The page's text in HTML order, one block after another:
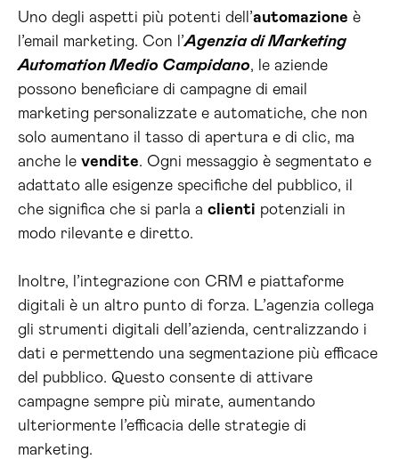
Uno degli aspetti più potenti dell’automazione è
l’email marketing. Con l’Agenzia di Marketing
Automation Medio Campidano, le aziende
possono beneficiare di campagne di email
marketing personalizzate e automatiche, che non
solo aumentano il tasso di apertura e di clic, ma
anche le vendite. Ogni messaggio è segmentato e
adattato alle esigenze specifiche del pubblico, il
che significa che si parla a clienti potenziali in
modo rilevante e diretto.
Inoltre, l’integrazione con CRM e piattaforme
digitali è un altro punto di forza. L’agenzia collega
gli strumenti digitali dell’azienda, centralizzando i
dati e permettendo una segmentazione più efficace
del pubblico. Questo consente di attivare
campagne sempre più mirate, aumentando
ulteriormente l’efficacia delle strategie di
marketing.